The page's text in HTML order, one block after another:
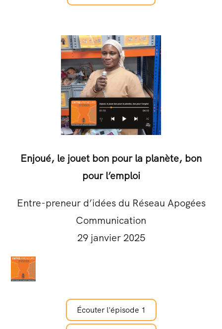
Enjoué, le jouet bon pour la planète, bon
pour l’emploi
Entre-preneur d’idées du Réseau Apogées
Communication
29 janvier 2025
Écouter l'épisode 1